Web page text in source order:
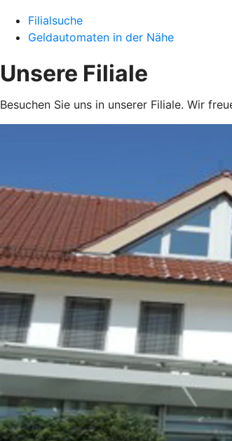
Filialsuche
Geldautomaten in der Nähe
Unsere Filiale
Besuchen Sie uns in unserer Filiale. Wir